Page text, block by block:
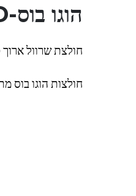
הוגו בוס-
חולצת שרוול
חולצות הוגו בוס